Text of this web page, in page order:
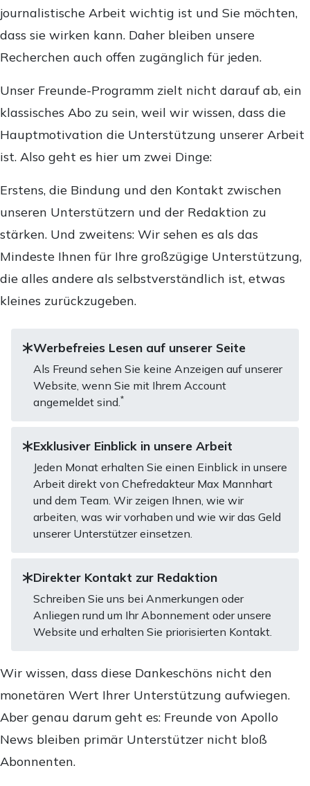
journalistische Arbeit wichtig ist und Sie möchten,
dass sie wirken kann. Daher bleiben unsere
Recherchen auch offen zugänglich für jeden.
Unser Freunde-Programm zielt nicht darauf ab, ein
klassisches Abo zu sein, weil wir wissen, dass die
Hauptmotivation die Unterstützung unserer Arbeit
ist. Also geht es hier um zwei Dinge:
Erstens, die Bindung und den Kontakt zwischen
unseren Unterstützern und der Redaktion zu
stärken. Und zweitens: Wir sehen es als das
Mindeste Ihnen für Ihre großzügige Unterstützung,
die alles andere als selbstverständlich ist, etwas
kleines zurückzugeben.
Werbefreies Lesen auf unserer Seite
Als Freund sehen Sie keine Anzeigen auf unserer
Website, wenn Sie mit Ihrem Account
angemeldet sind.*
Exklusiver Einblick in unsere Arbeit
Jeden Monat erhalten Sie einen Einblick in unsere
Arbeit direkt von Chefredakteur Max Mannhart
und dem Team. Wir zeigen Ihnen, wie wir
arbeiten, was wir vorhaben und wie wir das Geld
unserer Unterstützer einsetzen.
Direkter Kontakt zur Redaktion
Schreiben Sie uns bei Anmerkungen oder
Anliegen rund um Ihr Abonnement oder unsere
Website und erhalten Sie priorisierten Kontakt.
Wir wissen, dass diese Dankeschöns nicht den
monetären Wert Ihrer Unterstützung aufwiegen.
Aber genau darum geht es: Freunde von Apollo
News bleiben primär Unterstützer nicht bloß
Abonnenten.